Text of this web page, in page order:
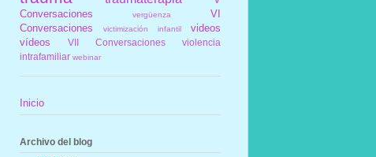
Conversaciones
vergüenza
VI
Conversaciones
victimización infantil
videos
vídeos
VII Conversaciones
violencia
intrafamiliar webinar
Inicio
Archivo del blog